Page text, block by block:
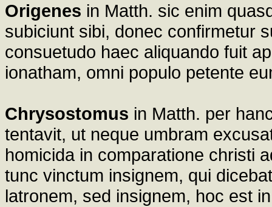
Origenes in Matth. sic enim
subiciunt sibi, donec confirmetur
consuetudo haec aliquando fuit
ionatham, omni populo petente
Chrysostomus in Matth. per
tentavit, ut neque umbram
homicida in comparatione christi
tunc vinctum insignem, qui
latronem, sed insignem, hoc est